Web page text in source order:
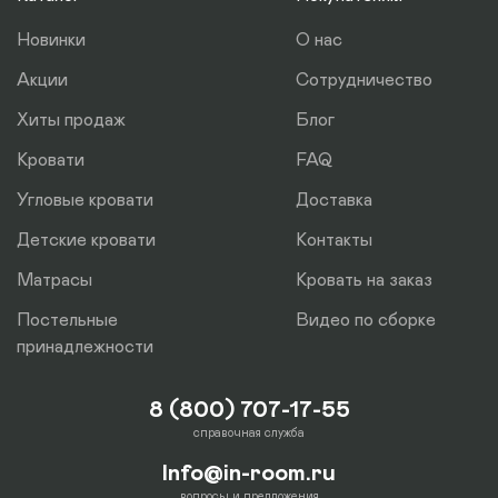
Новинки
Акции
Хиты продаж
Кровати
Угловые кровати
Детские кровати
Матрасы
Постельные
принадлежности
О нас
Сотрудничество
Блог
FAQ
Доставка
Контакты
Кровать на заказ
Видео по сборке
8 (800) 707-17-55
справочная служба
Info@in-room.ru